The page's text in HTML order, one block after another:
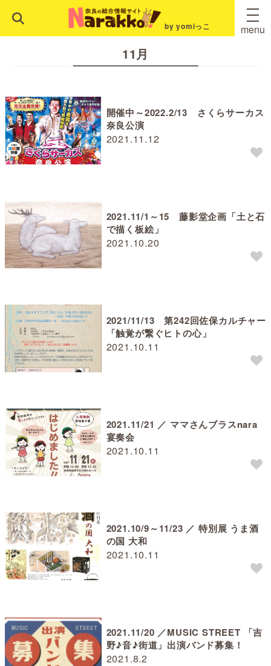
by yomiっこ menu
11月
2021.11.12
開催中～2022.2/13 さくらサーカス
奈良公演
2021.10.20
2021.11/1～15 藤影堂企画「土と石
で描く板絵」
2021.10.11
2021/11/13 第242回佐保カルチャー
「触覚が繋ぐヒトの心」
2021.10.11
2021.11/21 ／ ママさんブラスnara
宴奏会
2021.10.11
2021.10/9～11/23 ／ 特別展 うま酒
の国 大和
2021.8.2
2021.11/20 ／MUSIC STREET 「吉
野♪音♪街道」出演バンド募集！